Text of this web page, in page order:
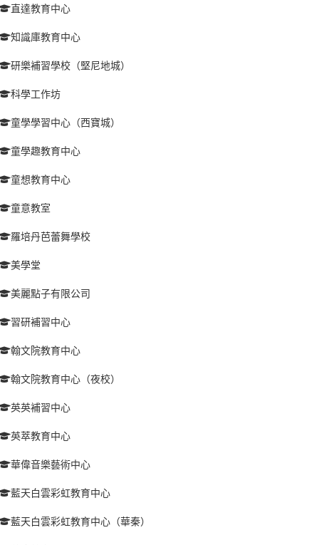
直達教育中心
知識庫教育中心
研樂補習學校（堅尼地城）
科學工作坊
童學學習中心（西寶城）
童學趣教育中心
童想教育中心
童意教室
羅培丹芭蕾舞學校
美學堂
美麗點子有限公司
習研補習中心
翰文院教育中心
翰文院教育中心（夜校）
英英補習中心
英萃教育中心
華偉音樂藝術中心
藍天白雲彩虹教育中心
藍天白雲彩虹教育中心（華秦）